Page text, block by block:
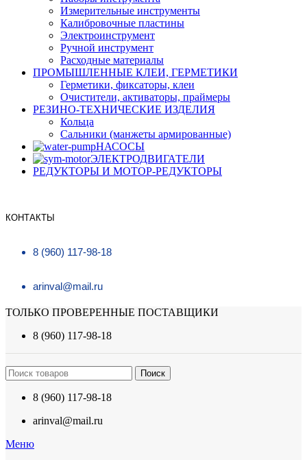
Измерительные инструменты
Калибровочные пластины
Электроинструмент
Ручной инструмент
Расходные материалы
ПРОМЫШЛЕННЫЕ КЛЕИ, ГЕРМЕТИКИ
Герметики, фиксаторы, клеи
Очистители, активаторы, праймеры
РЕЗИНО-ТЕХНИЧЕСКИЕ ИЗДЕЛИЯ
Кольца
Сальники (манжеты армированные)
НАСОСЫ
ЭЛЕКТРОДВИГАТЕЛИ
РЕДУКТОРЫ И МОТОР-РЕДУКТОРЫ
КОНТАКТЫ
8 (960) 117-98-18
arinval@mail.ru
ТОЛЬКО ПРОВЕРЕННЫЕ ПОСТАВЩИКИ
8 (960) 117-98-18
Поиск
8 (960) 117-98-18
arinval@mail.ru
Меню